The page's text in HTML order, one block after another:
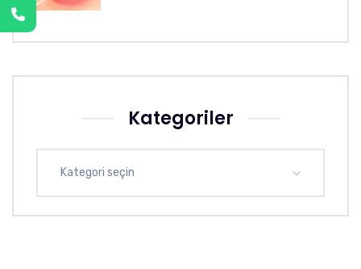
Kategoriler
Kategori seçin